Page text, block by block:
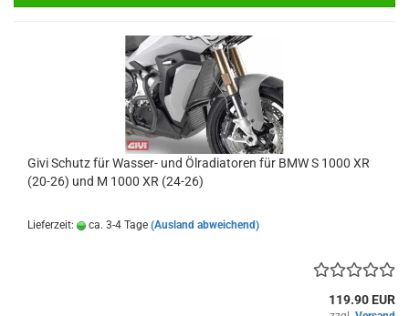
Givi Schutz für Wasser- und Ölradiatoren für BMW S 1000 XR
(20-26) und M 1000 XR (24-26)
Lieferzeit: ca. 3-4 Tage (Ausland abweichend)
119.90 EUR